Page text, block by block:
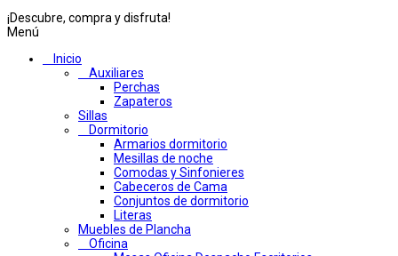
¡Descubre, compra y disfruta!
Menú
Inicio
Auxiliares
Perchas
Zapateros
Sillas
Dormitorio
Armarios dormitorio
Mesillas de noche
Comodas y Sinfonieres
Cabeceros de Cama
Conjuntos de dormitorio
Literas
Muebles de Plancha
Oficina